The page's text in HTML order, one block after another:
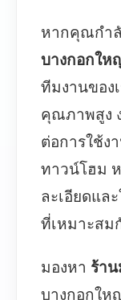
หากคุณกำ
บางกอกให
ทีมงานของ
คุณภาพสูง
ต่อการใช้ง
ทาวน์โฮม ห
ละเอียดแล
ที่เหมาะส
มองหา ร้า
บางกอกให